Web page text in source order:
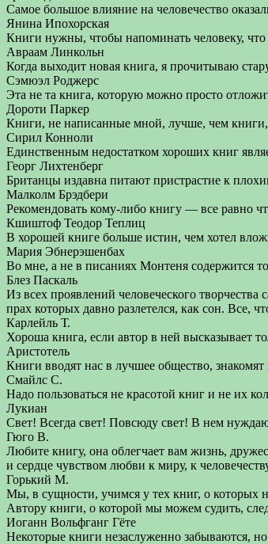
Самое большое влияние на человечество
Янина Ипохорская
Книги нужны, чтобы напоминать человеку,
Авраам Линкольн
Когда выходит новая книга, я прочитываю
Сэмюэл Роджерс
Эта не та книга, которую можно просто
Дороти Паркер
Книги, не написанные мной, лучше, чем
Сирил Конноли
Единственным недостатком хороших книг
Георг Лихтенберг
Британцы издавна питают пристрастие к
Малколм Брэдбери
Рекомендовать кому-либо книгу — все равно
Кшиштоф Теодор Теплиц
В хорошей книге больше истин, чем хотел
Мария Эбнерэшенбах
Во мне, а не в писаниях Монтеня содержится
Блез Паскаль
Из всех проявлений человеческого
прах которых давно разлетелся, как сон. Все,
Карлейль Т.
Хороша книга, если автор в ней высказывает
Аристотель
Книги вводят нас в лучшее общество,
Смайлс С.
Надо пользоваться не красотой книг и не их
Лукиан
Свет! Всегда свет! Повсюду свет! В нем
Гюго В.
Любите книгу, она облегчает вам жизнь,
и сердце чувством любви к миру, к
Горький М.
Мы, в сущности, учимся у тех книг, о которых
Автору книги, о которой мы можем судить,
Иоганн Вольфганг Гёте
Некоторые книги незаслуженно забываются,